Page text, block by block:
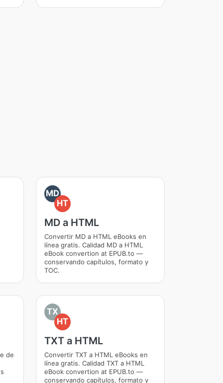
MD
HT
MD a HTML
Convertir MD a HTML eBooks en
línea gratis. Calidad MD a HTML
eBook convertion at EPUB.to —
conservando capítulos, formato y
TOC.
de
TX
HT
TXT a HTML
Convertir TXT a HTML eBooks en
línea gratis. Calidad TXT a HTML
eBook convertion at EPUB.to —
conservando capítulos, formato y